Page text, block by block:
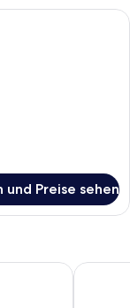
Schlafzimmer mit
und Preise sehen
Scandic